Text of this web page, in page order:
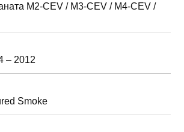
M2-CEV / M3-CEV / M4-CEV /
– 2012
Smoke